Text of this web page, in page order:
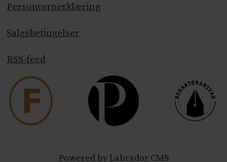
Personvernerklæring
Salgsbetingelser
RSS-feed
Powered by Labrador CMS